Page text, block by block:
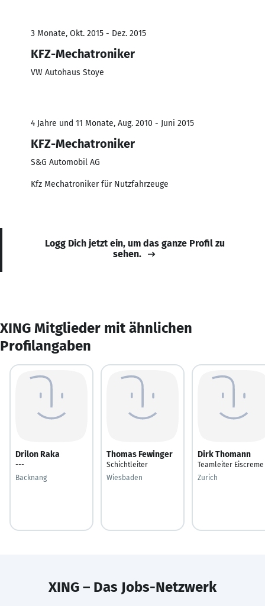
3 Monate, Okt. 2015 - Dez. 2015
KFZ-Mechatroniker
VW Autohaus Stoye
4 Jahre und 11 Monate, Aug. 2010 - Juni 2015
KFZ-Mechatroniker
S&G Automobil AG
Kfz Mechatroniker für Nutzfahrzeuge
Logg Dich jetzt ein, um das ganze Profil zu
sehen.
XING Mitglieder mit ähnlichen
Profilangaben
Drilon Raka
---
Backnang
Thomas Fewinger
Schichtleiter
Wiesbaden
Dirk Thomann
Teamleiter Eiscreme
Zurich
XING – Das Jobs-Netzwerk